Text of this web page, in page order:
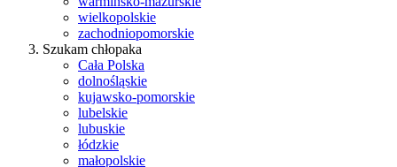
wielkopolskie
zachodniopomorskie
Szukam chłopaka
Cała Polska
dolnośląskie
kujawsko-pomorskie
lubelskie
lubuskie
łódzkie
małopolskie